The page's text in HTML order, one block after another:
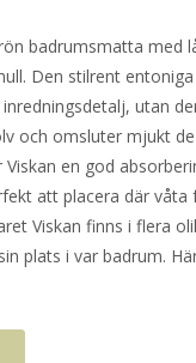
badrumsmatta med
Den stilrent
utan
och omsluter mjukt
en god
att placera där våta
Viskan finns i flera
plats i var badrum.